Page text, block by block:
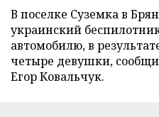
В поселке Суземка в
украинский
автомобилю, в
четыре девушки,
Егор Ковальчук.